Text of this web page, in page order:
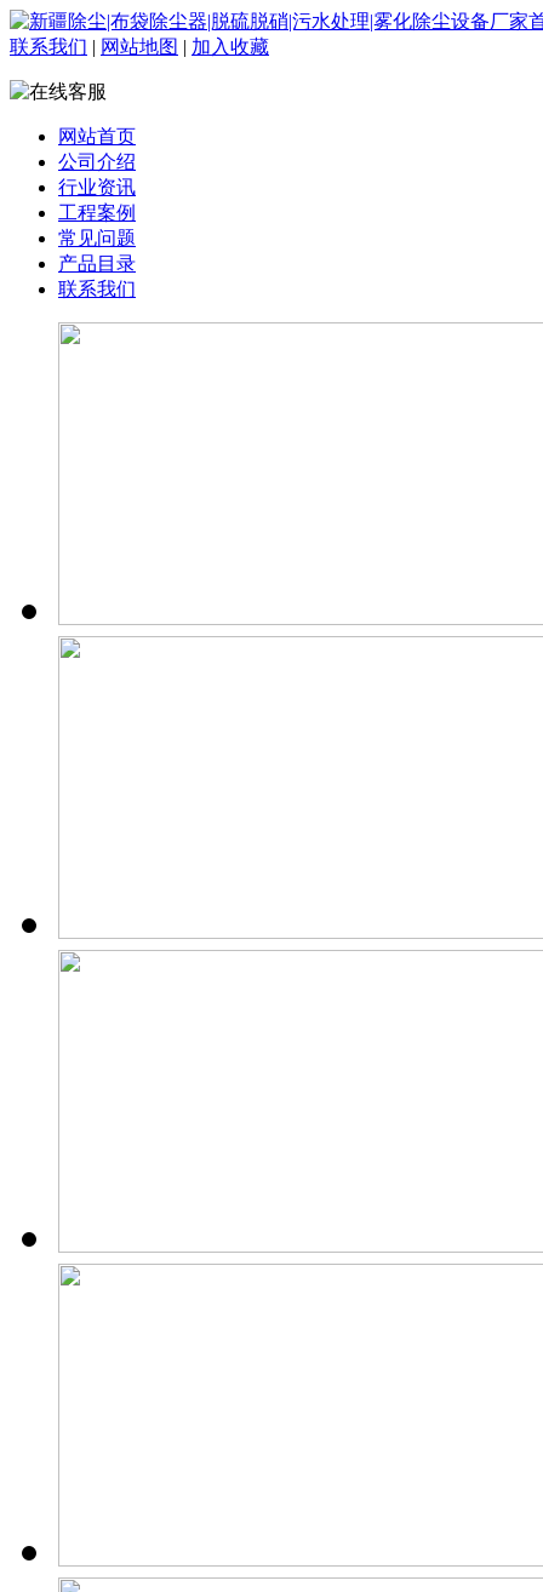
联系我们 | 网站地图 | 加入收藏
网站首页
公司介绍
行业资讯
工程案例
常见问题
产品目录
联系我们